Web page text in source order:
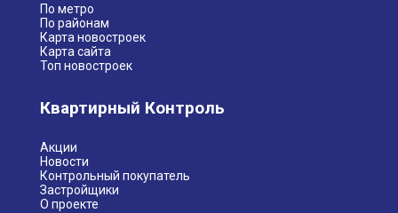
По метро
По районам
Карта новостроек
Карта сайта
Топ новостроек
Квартирный Контроль
Акции
Новости
Контрольный покупатель
Застройщики
О проекте